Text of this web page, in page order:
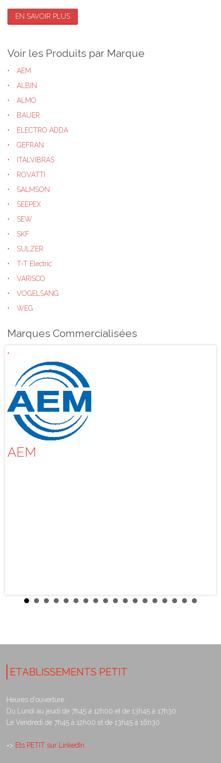
EN SAVOIR PLUS
Voir les Produits par Marque
AEM
ALBIN
ALMO
BAUER
ELECTRO ADDA
GEFRAN
ITALVIBRAS
ROVATTI
SALMSON
SEEPEX
SEW
SKF
SULZER
T-T Electric
VARISCO
VOGELSANG
WEG
Marques Commercialisées
AEM
ETABLISSEMENTS PETIT
Heures d'ouverture :
Du Lundi au jeudi de 7h45 à 12h00 et de 13h45 à 17h30
Le Vendredi de 7h45 à 12h00 et de 13h45 à 16h30
=> Ets PETIT sur LinkedIn